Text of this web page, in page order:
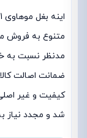
متنوع به فروش
مدنظر نسبت به
ضمانت اصالت
کیفیت و غیر
شد و مجدد نیاز